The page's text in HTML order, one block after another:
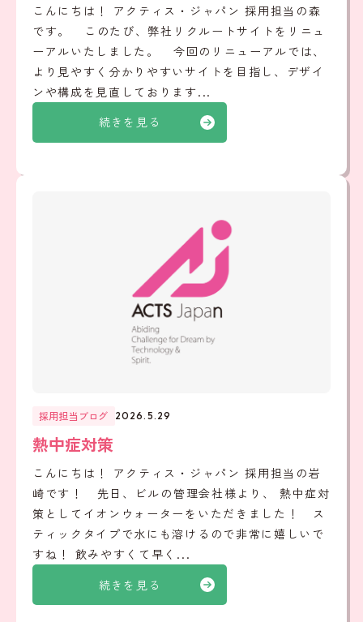
続きを見る
こんにちは！ アクティス・ジャパン 採用担当の森
です。 このたび、弊社リクルートサイトをリニュ
ーアルいたしました。 今回のリニューアルでは、
より見やすく分かりやすいサイトを目指し、デザイ
ンや構成を見直しております...
続きを見る
採用担当ブログ 2026.5.29
熱中症対策
こんにちは！ アクティス・ジャパン 採用担当の岩
崎です！ 先日、ビルの管理会社様より、 熱中症対
策としてイオンウォーターをいただきました！ ス
ティックタイプで水にも溶けるので非常に嬉しいで
すね！ 飲みやすくて早く...